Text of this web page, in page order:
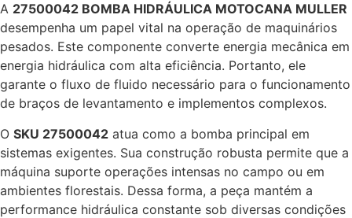
A 27500042 BOMBA HIDRÁULICA MOTOCANA MULLER
desempenha um papel vital na operação de maquinários
pesados. Este componente converte energia mecânica em
energia hidráulica com alta eficiência. Portanto, ele
garante o fluxo de fluido necessário para o funcionamento
de braços de levantamento e implementos complexos.
O SKU 27500042 atua como a bomba principal em
sistemas exigentes. Sua construção robusta permite que a
máquina suporte operações intensas no campo ou em
ambientes florestais. Dessa forma, a peça mantém a
performance hidráulica constante sob diversas condições